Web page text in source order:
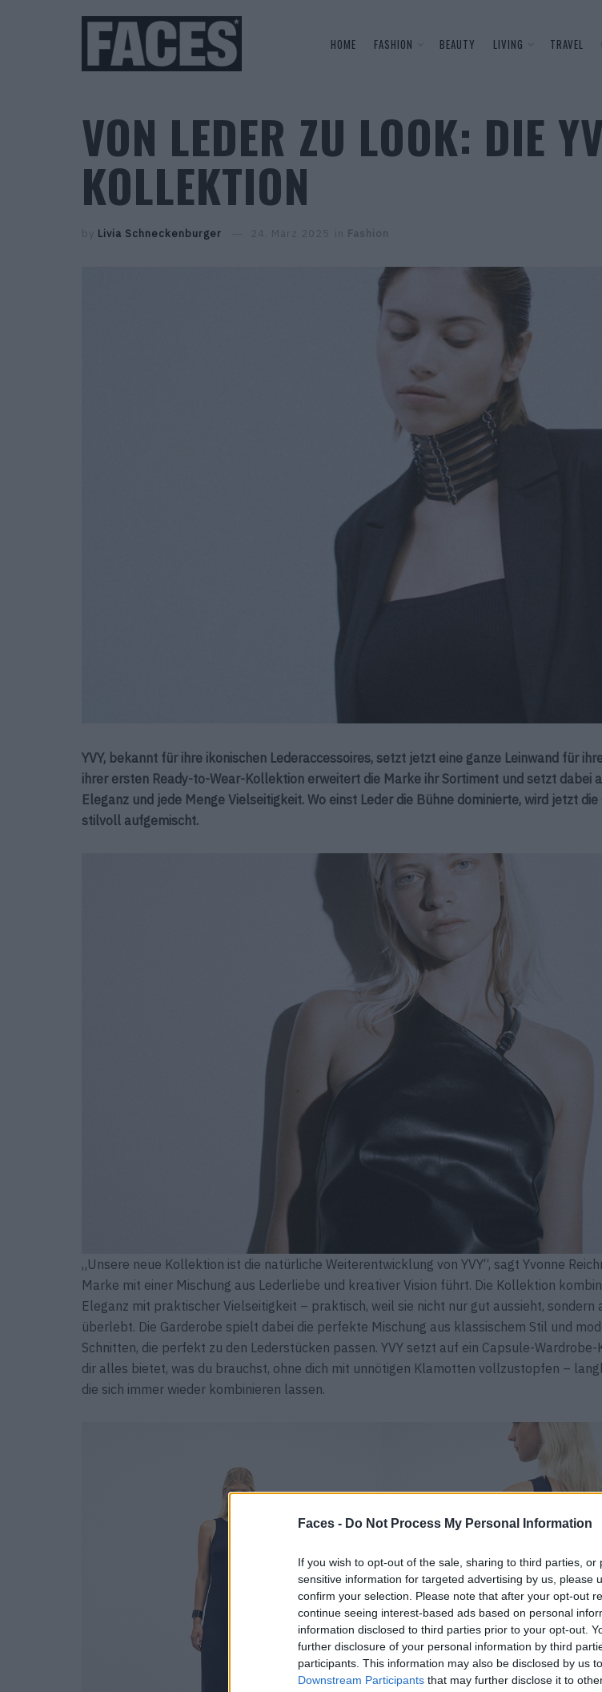
Faces - Do Not Process My Personal Information
If you wish to opt-out of the sale, sharing to third parties,
sensitive information for targeted advertising by us, please
confirm your selection. Please note that after your opt-out
continue seeing interest-based ads based on personal
information disclosed to third parties prior to your opt-out.
further disclosure of your personal information by third
participants. This information may also be disclosed by us
Downstream Participants that may further disclose it to
HOME FASHION BEAUTY LIVING TRAVEL
VON LEDER ZU LOOK: DIE
KOLLEKTION
by Livia Schneckenburger 24. März 2025 in Fashion
YVY, bekannt für ihre ikonischen Lederaccessoires, setzt jetzt eine ganze Leinwand für
ihrer ersten Ready-to-Wear-Kollektion erweitert die Marke ihr Sortiment und setzt dabei
Eleganz und jede Menge Vielseitigkeit. Wo einst Leder die Bühne dominierte, wird jetzt
stilvoll aufgemischt.
„Unsere neue Kollektion ist die natürliche Weiterentwicklung von YVY“, sagt Yvonne
Marke mit einer Mischung aus Lederliebe und kreativer Vision führt. Die Kollektion
Eleganz mit praktischer Vielseitigkeit – praktisch, weil sie nicht nur gut aussieht, sondern
überlebt. Die Garderobe spielt dabei die perfekte Mischung aus klassischem Stil und
Schnitten, die perfekt zu den Lederstücken passen. YVY setzt auf ein Capsule-Wardrobe-
dir alles bietet, was du brauchst, ohne dich mit unnötigen Klamotten vollzustopfen –
die sich immer wieder kombinieren lassen.